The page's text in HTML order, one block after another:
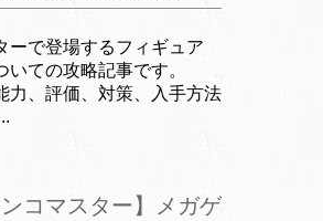
ーで登場するフィギュア
いての攻略記事です。
力、評価、対策、入手方法
ンコマスター】メガゲ